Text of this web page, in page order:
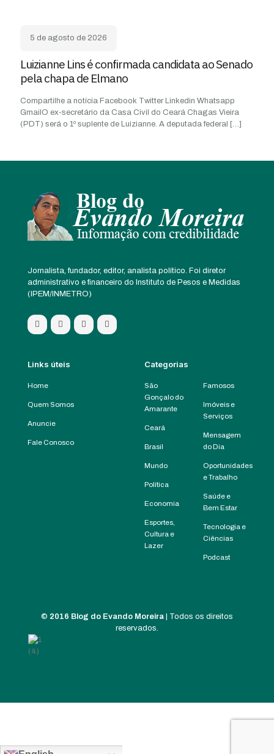
5 de agosto de 2026
Luizianne Lins é confirmada candidata ao Senado
pela chapa de Elmano
Compartilhe a notícia Facebook Twitter Linkedin Whatsapp
GmailO ex-secretário da Casa Civil do Ceará Chagas Vieira
(PDT) será o 1º suplente de Luizianne. A deputada federal […]
Jornalista, fundador, editor, analista político. Foi diretor
administrativo e financeiro do Instituto de Pesos e Medidas
(IPEM/INMETRO)
Links úteis
Home
Quem Somos
Anuncie
Fale Conosco
Categorias
São
Gonçalo do
Amarante
Ceará
Brasil
Mundo
Política
Economia
Esportes,
Cultura e
Lazer
Famosos
Imóveis e
Serviços
Mensagem
do Dia
Oportunidades
e Trabalho
Saúde e
Bem Estar
Tecnologia e
Ciências
Podcast
© 2016 Blog do Evando Moreira | Todos os direitos
reservados.